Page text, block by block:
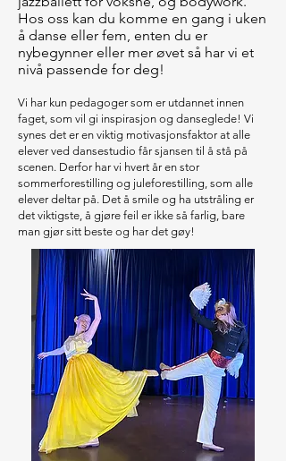
Hos oss kan du komme en gang i uken
å danse eller fem, enten du er
nybegynner eller mer øvet så har vi et
nivå passende for deg!
Vi har kun pedagogersom er utdannet innen
faget, som vil gi inspirasjon og danseglede! Vi
synes det er en viktig motivasjonsfaktor at alle
elever ved dansestudio får sjansen til å stå på
scenen. Derfor har vi hvert år en stor
sommerforestilling og juleforestilling, som alle
elever deltar på. Det å smile og ha utstråling er
det viktigste, å gjøre feil er ikke så farlig, bare
man gjør sitt beste og har det gøy!